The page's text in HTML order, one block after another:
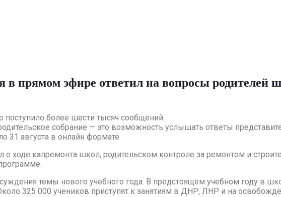
прямом эфире ответил на вопросы родителей
поступило более шести тысяч сообщений.
собрание — это возможность услышать ответы
31 августа в онлайн формате.
о ходе капремонта школ, родительском контроле за ремонтом и
темы нового учебного года. В предстоящем учебном году в
325 000 учеников приступят к занятиям в ДНР, ЛНР и на